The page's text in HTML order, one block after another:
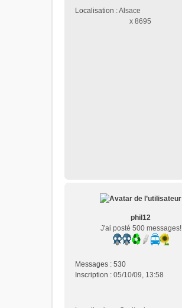
Localisation :Alsace
x 8695
phil12
J'ai posté 500 messages!
Messages : 530
Inscription : 05/10/09, 13:58